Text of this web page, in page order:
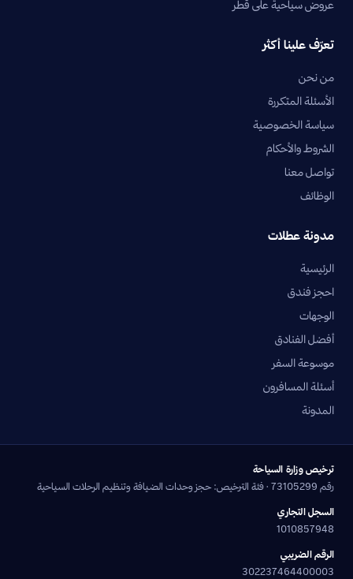
عروض سياحية على قطر
تعرّف علينا أكثر
من نحن
الأسئلة المتكررة
سياسة الخصوصية
الشروط والأحكام
تواصل معنا
الوظائف
مدونة عطلات
الرئيسية
احجز فندق
الوجهات
أفضل الفنادق
موسوعة السفر
أسئلة المسافرون
المدونة
ترخيص وزارة السياحة
رقم 73105299 · فئة الترخيص: حجز وحدات الضيافة وتنظيم الرحلات السياحية
السجل التجاري
1010857948
الرقم الضريبي
302237464400003